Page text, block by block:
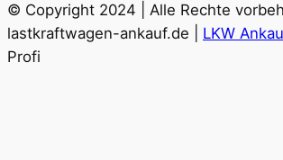
© Copyright 2024 | Alle Rechte
lastkraftwagen-ankauf.de | LKW
Profi